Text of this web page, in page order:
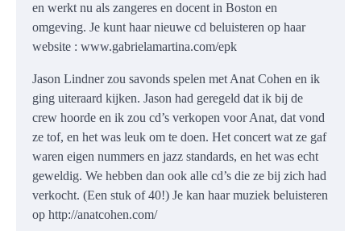
en werkt nu als zangeres en docent in Boston en
omgeving. Je kunt haar nieuwe cd beluisteren op haar
website : www.gabrielamartina.com/epk
Jason Lindner zou savonds spelen met Anat Cohen en ik
ging uiteraard kijken. Jason had geregeld dat ik bij de
crew hoorde en ik zou cd’s verkopen voor Anat, dat vond
ze tof, en het was leuk om te doen. Het concert wat ze gaf
waren eigen nummers en jazz standards, en het was echt
geweldig. We hebben dan ook alle cd’s die ze bij zich had
verkocht. (Een stuk of 40!) Je kan haar muziek beluisteren
op http://anatcohen.com/